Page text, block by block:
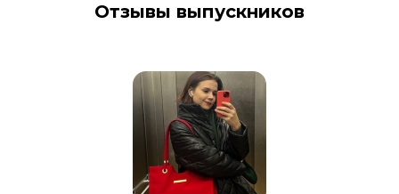
Отзывы выпускников